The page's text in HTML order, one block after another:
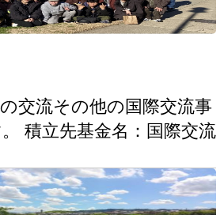
交流その他の国際交流事
積立先基金名：国際交流